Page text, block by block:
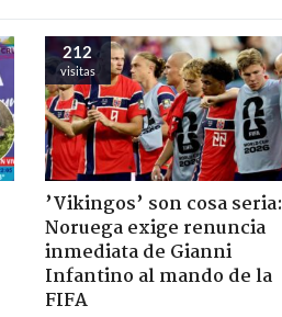
212
visitas
’Vikingos’ son cosa seria:
Noruega exige renuncia
inmediata de Gianni
Infantino al mando de la
FIFA